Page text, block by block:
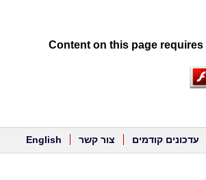
Content on this page
עדכונים קודמים צור קשר English